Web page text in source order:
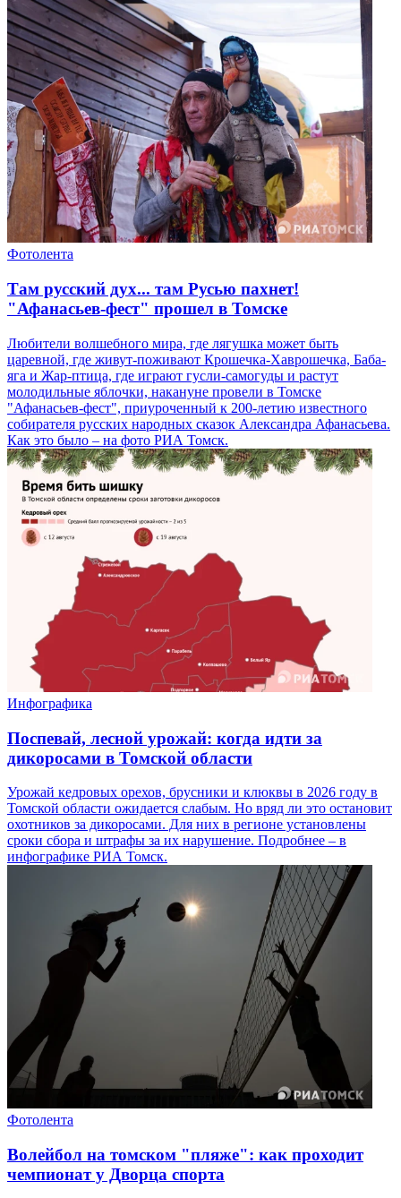
Фотолента
Там русский дух... там Русью пахнет!
"Афанасьев-фест" прошел в Томске
Любители волшебного мира, где лягушка может быть
царевной, где живут-поживают Крошечка-Хаврошечка, Баба-
яга и Жар-птица, где играют гусли-самогуды и растут
молодильные яблочки, накануне провели в Томске
"Афанасьев-фест", приуроченный к 200-летию известного
собирателя русских народных сказок Александра Афанасьева.
Как это было – на фото РИА Томск.
Инфографика
Поспевай, лесной урожай: когда идти за
дикоросами в Томской области
Урожай кедровых орехов, брусники и клюквы в 2026 году в
Томской области ожидается слабым. Но вряд ли это остановит
охотников за дикоросами. Для них в регионе установлены
сроки сбора и штрафы за их нарушение. Подробнее – в
инфографике РИА Томск.
Фотолента
Волейбол на томском "пляже": как проходит
чемпионат у Дворца спорта